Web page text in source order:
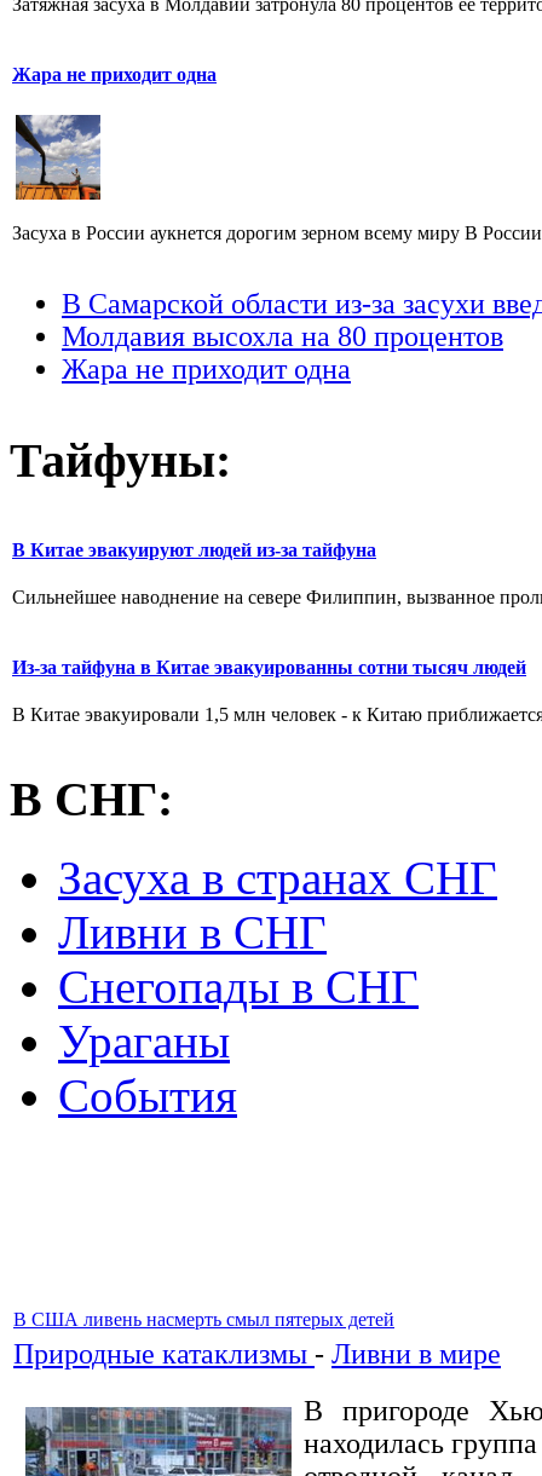
Затяжная засуха в Молдавии затронула 80 процентов ее
Жара не приходит одна
Засуха в России аукнется дорогим зерном всему миру В
В Самарской области из-за засухи
Молдавия высохла на 80 процентов
Жара не приходит одна
Тайфуны:
В Китае эвакуируют людей из-за тайфуна
Сильнейшее наводнение на севере Филиппин, вызванное
Из-за тайфуна в Китае эвакуированны сотни тысяч людей
В Китае эвакуировали 1,5 млн человек - к Китаю
В СНГ:
Засуха в странах СНГ
Ливни в СНГ
Снегопады в СНГ
Ураганы
События
В США ливень насмерть смыл пятерых детей
Природные катаклизмы - Ливни в мире
В пригороде
находилась